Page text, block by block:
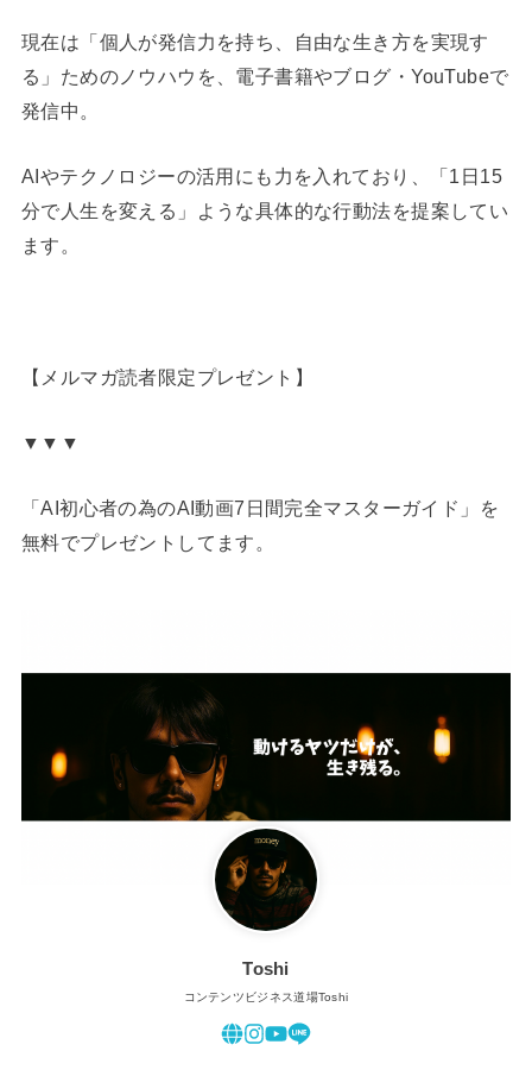
現在は「個人が発信力を持ち、自由な生き方を実現す
る」ためのノウハウを、電子書籍やブログ・YouTubeで
発信中。
AIやテクノロジーの活用にも力を入れており、「1日15
分で人生を変える」ような具体的な行動法を提案してい
ます。
【メルマガ読者限定プレゼント】
▼▼▼
「AI初心者の為のAI動画7日間完全マスターガイド」を
無料でプレゼントしてます。
Toshi
コンテンツビジネス道場Toshi